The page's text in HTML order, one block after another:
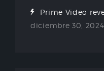
Prime Video
diciembre 30, 2024